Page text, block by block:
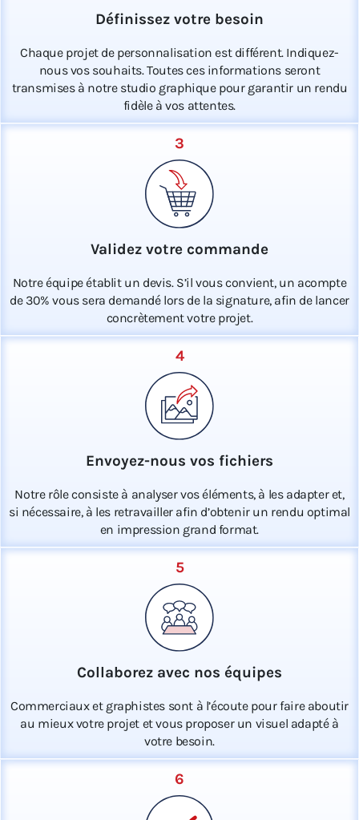
Définissez votre besoin
Chaque projet de personnalisation est différent. Indiquez-
nous vos souhaits. Toutes ces informations seront
transmises à notre studio graphique pour garantir un rendu
fidèle à vos attentes.
3
Validez votre commande
Notre équipe établit un devis. S’il vous convient, un acompte
de 30% vous sera demandé lors de la signature, afin de lancer
concrètement votre projet.
4
Envoyez-nous vos fichiers
Notre rôle consiste à analyser vos éléments, à les adapter et,
si nécessaire, à les retravailler afin d’obtenir un rendu optimal
en impression grand format.
5
Collaborez avec nos équipes
Commerciaux et graphistes sont à l’écoute pour faire aboutir
au mieux votre projet et vous proposer un visuel adapté à
votre besoin.
6